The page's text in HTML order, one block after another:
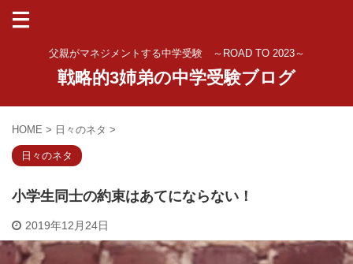
父親がマネジメントする中学受験 ～ROAD TO 2023～
戦略的3姉弟の中学受験ブログ
HOME > 日々のネタ >
日々のネタ
小学生同士の約束はあてにならない！
2019年12月24日